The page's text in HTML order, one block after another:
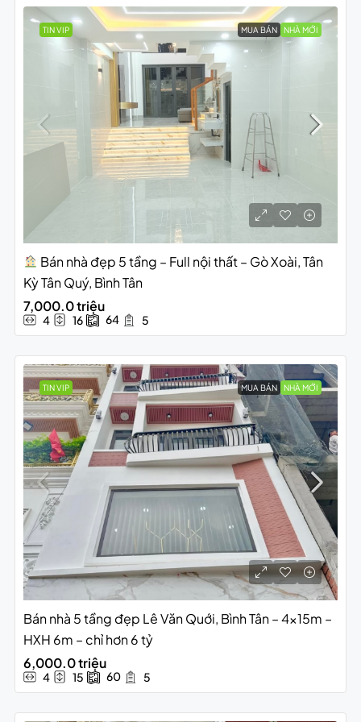
TIN VIP MUA BÁN NHÀ MỚI
Bán nhà đẹp 5 tầng – Full nội thất – Gò Xoài, Tân
Kỳ Tân Quý, Bình Tân
7,000.0 triệu
4 16 64 5
TIN VIP MUA BÁN NHÀ MỚI
Bán nhà 5 tầng đẹp Lê Văn Quới, Bình Tân – 4x15m –
HXH 6m – chỉ hơn 6 tỷ
6,000.0 triệu
4 15 60 5